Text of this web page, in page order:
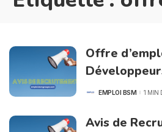
Offre
POSTEDEMPLOI BSM 1 MIN
Avis de